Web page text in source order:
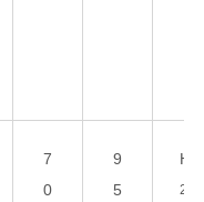
7
0
9
5
H
2